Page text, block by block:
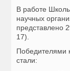
В работе
научных
представлено
17).
Победителями
стали: